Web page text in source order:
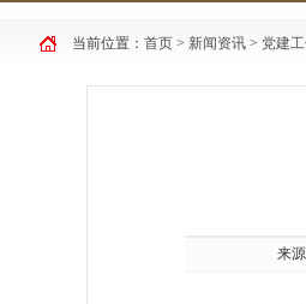
当前位置： 首页 > 新闻资讯 > 党建
来源